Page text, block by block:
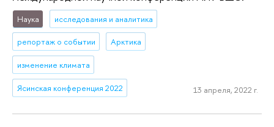
Наука исследования и аналитика
репортаж о событии Арктика
изменение климата
Ясинская конференция 2022 13 апреля, 2022 г.